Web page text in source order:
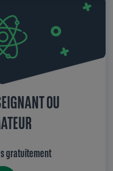
OU
gratuitement